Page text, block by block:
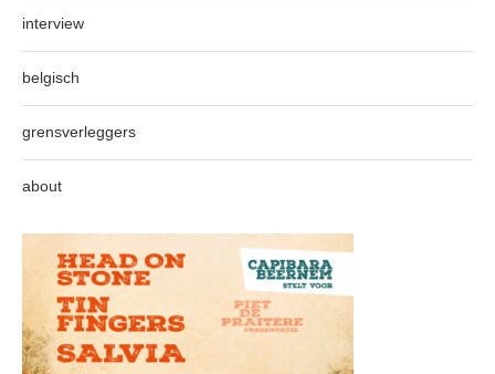
interview
belgisch
grensverleggers
about